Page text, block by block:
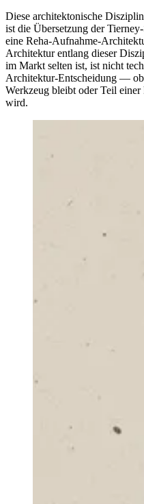
Diese architektonische
ist die Übersetzung der
eine Reha-Aufnahme-
Architektur entlang dieser
im Markt selten ist, ist nicht
Architektur-Entscheidung —
Werkzeug bleibt oder Teil
wird.